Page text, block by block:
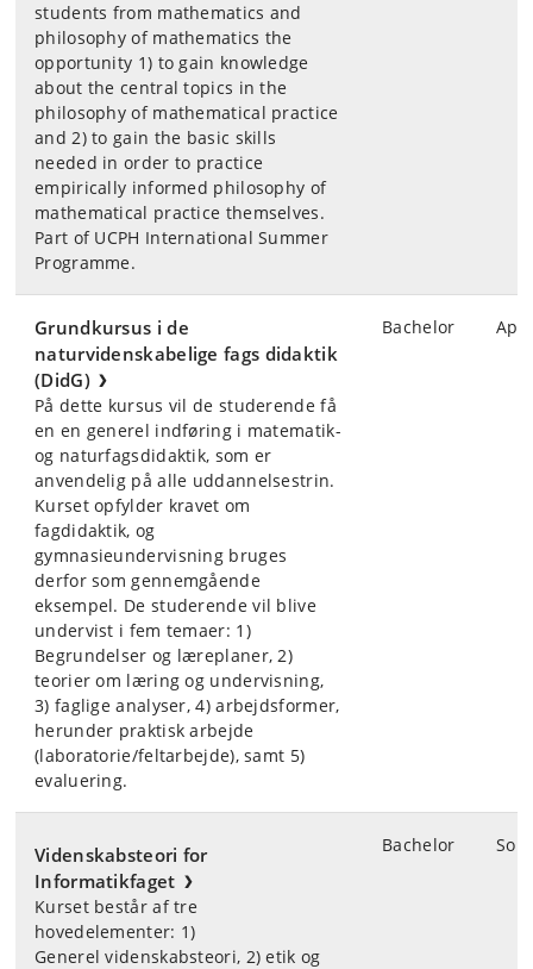
students from mathematics and
philosophy of mathematics the
opportunity 1) to gain knowledge
about the central topics in the
philosophy of mathematical practice
and 2) to gain the basic skills
needed in order to practice
empirically informed philosophy of
mathematical practice themselves.
Part of UCPH International Summer
Programme.
Grundkursus i de
naturvidenskabelige fags didaktik
(DidG)
På dette kursus vil de studerende få
en en generel indføring i matematik-
og naturfagsdidaktik, som er
anvendelig på alle uddannelsestrin.
Kurset opfylder kravet om
fagdidaktik, og
gymnasieundervisning bruges
derfor som gennemgående
eksempel. De studerende vil blive
undervist i fem temaer: 1)
Begrundelser og læreplaner, 2)
teorier om læring og undervisning,
3) faglige analyser, 4) arbejdsformer,
herunder praktisk arbejde
(laboratorie/feltarbejde), samt 5)
evaluering.
Bachelor
Videnskabsteori for
Informatikfaget
Kurset består af tre
hovedelementer: 1)
Generel videnskabsteori, 2) etik og
Bachelor